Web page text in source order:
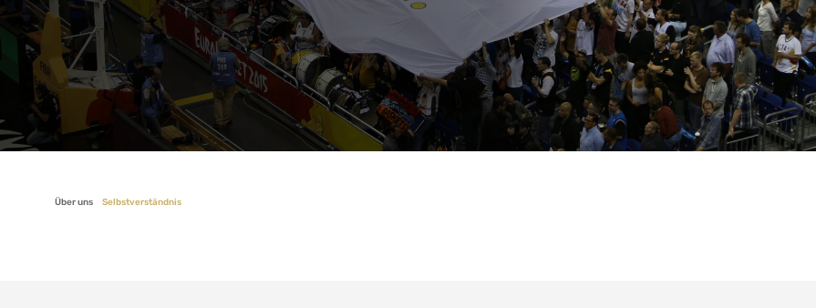
Über uns Selbstverständnis